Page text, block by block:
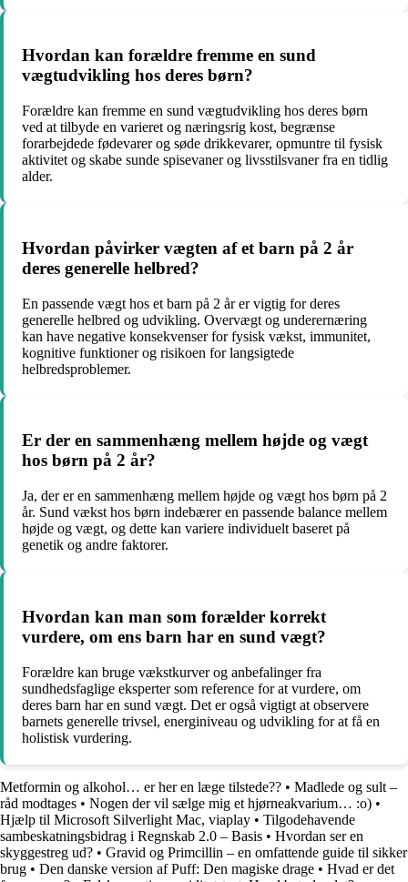
Hvordan kan forældre fremme en sund
vægtudvikling hos deres børn?
Forældre kan fremme en sund vægtudvikling hos deres børn
ved at tilbyde en varieret og næringsrig kost, begrænse
forarbejdede fødevarer og søde drikkevarer, opmuntre til fysisk
aktivitet og skabe sunde spisevaner og livsstilsvaner fra en tidlig
alder.
Hvordan påvirker vægten af et barn på 2 år
deres generelle helbred?
En passende vægt hos et barn på 2 år er vigtig for deres
generelle helbred og udvikling. Overvægt og underernæring
kan have negative konsekvenser for fysisk vækst, immunitet,
kognitive funktioner og risikoen for langsigtede
helbredsproblemer.
Er der en sammenhæng mellem højde og vægt
hos børn på 2 år?
Ja, der er en sammenhæng mellem højde og vægt hos børn på 2
år. Sund vækst hos børn indebærer en passende balance mellem
højde og vægt, og dette kan variere individuelt baseret på
genetik og andre faktorer.
Hvordan kan man som forælder korrekt
vurdere, om ens barn har en sund vægt?
Forældre kan bruge vækstkurver og anbefalinger fra
sundhedsfaglige eksperter som reference for at vurdere, om
deres barn har en sund vægt. Det er også vigtigt at observere
barnets generelle trivsel, energiniveau og udvikling for at få en
holistisk vurdering.
Metformin og alkohol… er her en læge tilstede?? • Madlede og sult –
råd modtages • Nogen der vil sælge mig et hjørneakvarium… :o) •
Hjælp til Microsoft Silverlight Mac, viaplay • Tilgodehavende
sambeskatningsbidrag i Regnskab 2.0 – Basis • Hvordan ser en
skyggestreg ud? • Gravid og Primcillin – en omfattende guide til sikker
brug • Den danske version af Puff: Den magiske drage • Hvad er det